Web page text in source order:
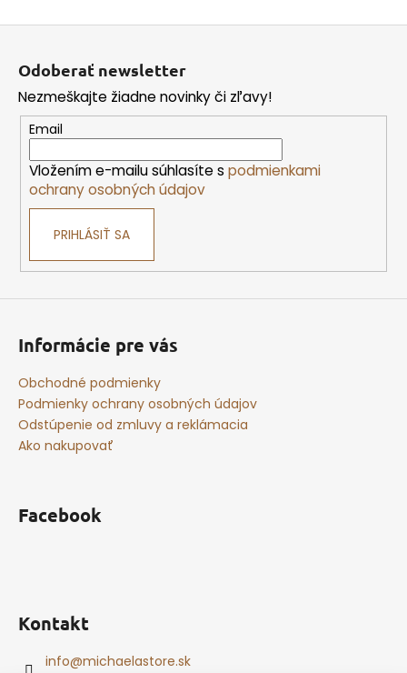
Odoberať newsletter
Nezmeškajte žiadne novinky či zľavy!
Email
Vložením e-mailu súhlasíte s podmienkami
ochrany osobných údajov
PRIHLÁSIŤ SA
Informácie pre vás
Obchodné podmienky
Podmienky ochrany osobných údajov
Odstúpenie od zmluvy a reklámacia
Ako nakupovať
Facebook
Kontakt
info@michaelastore.sk